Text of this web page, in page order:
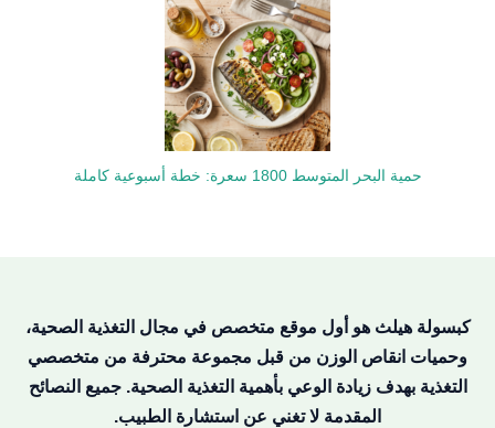
حمية البحر المتوسط 1800 سعرة: خطة أسبوعية كاملة
كبسولة هيلث هو أول موقع متخصص في مجال التغذية الصحية،
وحميات انقاص الوزن من قبل مجموعة محترفة من متخصصي
التغذية بهدف زيادة الوعي بأهمية التغذية الصحية. جميع النصائح
المقدمة لا تغني عن استشارة الطبيب.